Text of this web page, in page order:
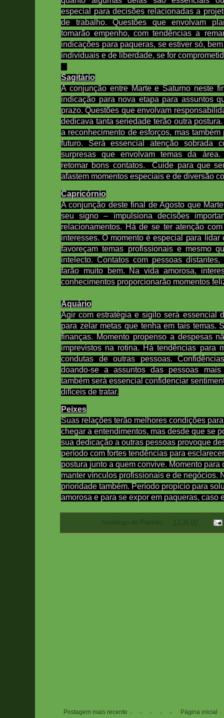
especial para decisões relacionadas a
de trabalho. Questões que envolvam
tomarão empenho, com tendências a
indicações para paqueras, se estiver só,
individuais e de liberdade, se for
Sagitário
A conjunção entre Marte e Saturno neste
indicação para nova etapa para assuntos
prazo. Questões que envolvam
dedicava tanta seriedade terão outra
a reconhecimento de esforços, mas
futuro. Será essencial atenção sobrada
surpresas que envolvam temas da
retomar bons contatos.Cuide para que
afastem momentos especiais e de diversão
Capricórnio
A conjunção deste final de Agosto que
seu signo – impulsiona decisões
relacionamentos. Há de se ter atenção
interesses. O momento é especial para lidar
favoreçam temas profissionais e mesmo
intelecto. Contatos com pessoas
farão muito bem. Na vida amorosa,
conhecimentos proporcionarão momentos
Aquário
Agir com estratégia e sigilo será essencial
para zelar metas que tenha em tais temas.
finanças. Momento propenso a despesas
imprevistos na rotina.Há tendências para
condutas de outras pessoas.
doando-se a assuntos das pessoas
também será essencial confidenciar
difíceis de tratar.
Peixes
Suas relações terão melhores condições
chegar a entendimentos, mas desde que se
sua dedicação a outras pessoas provoque
período com fortes tendências para
postura junto a quem convive. Momento para
manter vínculos profissionais e de negócios.
prioridade também. Período propício para
amorosa e para se expor em paqueras, caso
Astrólogo de Plantão 13:35:00
Postagem mais recente Página inicial